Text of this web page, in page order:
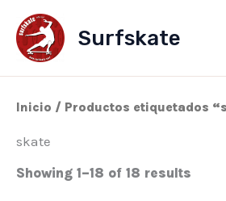
contenido
Surfskate
Inicio / Productos etiquetados
skate
Showing 1–18 of 18 results